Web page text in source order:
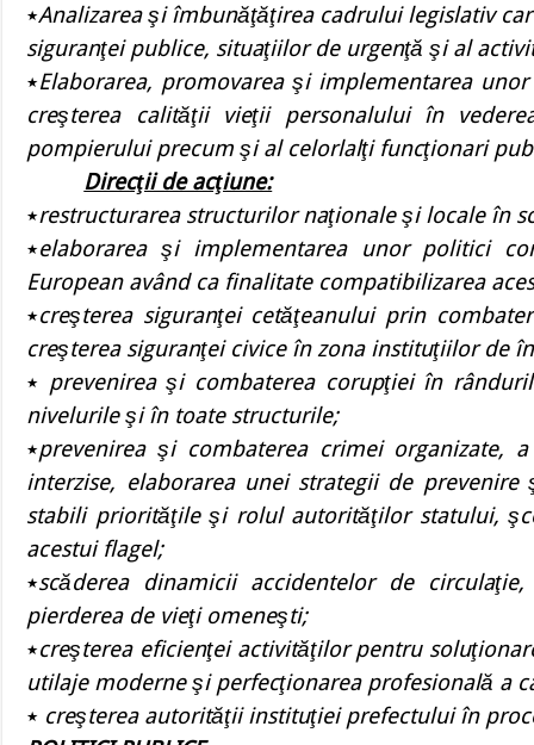
٭Analizarea şi îmbunăţăţirea cadrului legislativ
siguranţei publice, situaţiilor de urgenţă şi al
٭Elaborarea, promovarea şi implementarea
creşterea calităţii vieţii personalului în
pompierului precum şi al celorlalţi funcţionari
Direcţii de acţiune:
٭restructurarea structurilor naţionale şi locale în
٭elaborarea şi implementarea unor politici
European având ca finalitate compatibilizarea
٭creşterea siguranţei cetăţeanului prin
creşterea siguranţei civice în zona instituţiilor de
٭ prevenirea şi combaterea corupţiei în
nivelurile şi în toate structurile;
٭prevenirea şi combaterea crimei
interzise, elaborarea unei strategii de
stabili priorităţile şi rolul autorităţilor statului,
acestui flagel;
٭scăderea dinamicii accidentelor de
pierderea de vieţi omeneşti;
٭creşterea eficienţei activităţilor pentru
utilaje moderne şi perfecţionarea profesională a
٭ creşterea autorităţii instituţiei prefectului în